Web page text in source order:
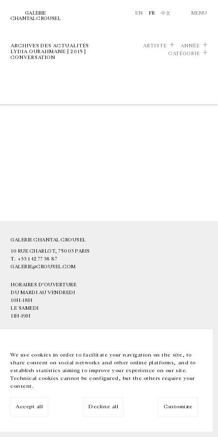
We use cookies in order to facilitate your navigation on the site, to
share content on social networks and other online platforms, and to
establish statistics aiming to improve your experience on our site.
Technical cookies cannot be configured, but the others require your
consent.
Accept all Decline all Customize
GALERIE
CHANTAL CROUSEL
EN FR 中文 MENU
ARCHIVES DES ACTUALITÉS
LYDIA OURAHMANE | 2015 |
CONVERSATION
ARTISTE
ANNÉE
CATÉGORIE
GALERIE CHANTAL CROUSEL
10 RUE CHARLOT, 75003 PARIS
T. +33 1 42 77 38 87
GALERIE@CROUSEL.COM
HORAIRES D'OUVERTURE
DU MARDI AU VENDREDI
10H-18H
LE SAMEDI
11H-19H
EN FR 中文 Facebook Instagram
Inscrivez-vous à notre newsletter